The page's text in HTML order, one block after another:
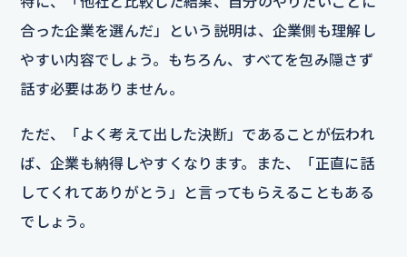
合った企業を選んだ」という説明は、企業側も理解し
やすい内容でしょう。もちろん、すべてを包み隠さず
話す必要はありません。
ただ、「よく考えて出した決断」であることが伝われ
ば、企業も納得しやすくなります。また、「正直に話
してくれてありがとう」と言ってもらえることもある
でしょう。